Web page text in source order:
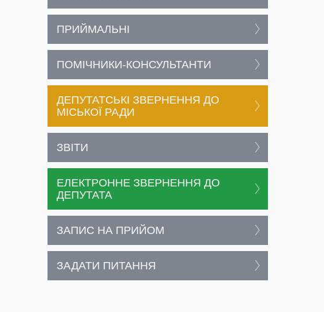
ПРИЙМАЛЬНІ
ПОМІЧНИКИ-КОНСУЛЬТАНТИ
ДЕПУТАТСЬКІ ЗВЕРНЕННЯ ДО
МІСЬКОЇ РАДИ
ЗВІТИ
ЕЛЕКТРОННЕ ЗВЕРНЕННЯ ДО
ДЕПУТАТА
ЗАПИС НА ПРИЙОМ
ЗАДАТИ ПИТАННЯ